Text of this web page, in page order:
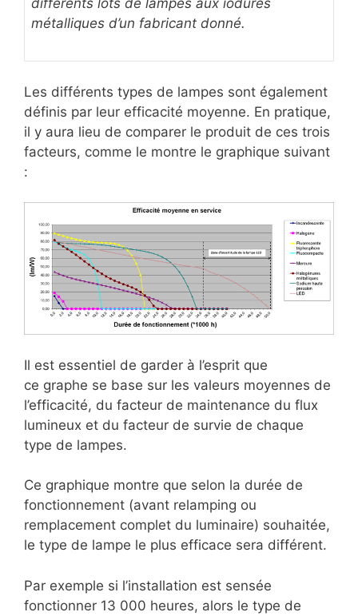
différents lots de lampes aux iodures
métalliques d’un fabricant donné.
Les différents types de lampes sont également
définis par leur efficacité moyenne. En pratique,
il y aura lieu de comparer le produit de ces trois
facteurs, comme le montre le graphique suivant
:
Il est essentiel de garder à l’esprit que
ce graphe se base sur les valeurs moyennes de
l’efficacité, du facteur de maintenance du flux
lumineux et du facteur de survie de chaque
type de lampes.
Ce graphique montre que selon la durée de
fonctionnement (avant relamping ou
remplacement complet du luminaire) souhaitée,
le type de lampe le plus efficace sera différent.
Par exemple si l’installation est sensée
fonctionner 13 000 heures, alors le type de